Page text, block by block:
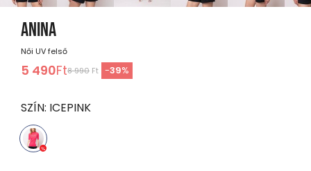
ANINA
Női UV felső
5 490Ft8 990 Ft -39%
SZÍN: ICEPINK